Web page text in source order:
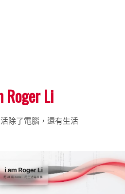
Roger Li
除了電腦，還有生活